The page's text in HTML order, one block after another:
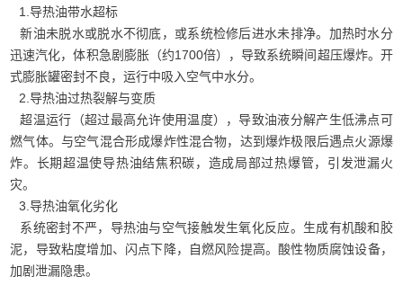
1.导热油带水超标
新油未脱水或脱水不彻底，或系统检修后进水未排净。加热时水分
迅速汽化，体积急剧膨胀（约1700倍），导致系统瞬间超压爆炸。开
式膨胀罐密封不良，运行中吸入空气中水分。
2.导热油过热裂解与变质
超温运行（超过最高允许使用温度），导致油液分解产生低沸点可
燃气体。与空气混合形成爆炸性混合物，达到爆炸极限后遇点火源爆
炸。长期超温使导热油结焦积碳，造成局部过热爆管，引发泄漏火
灾。
3.导热油氧化劣化
系统密封不严，导热油与空气接触发生氧化反应。生成有机酸和胶
泥，导致粘度增加、闪点下降，自燃风险提高。酸性物质腐蚀设备，
加剧泄漏隐患。